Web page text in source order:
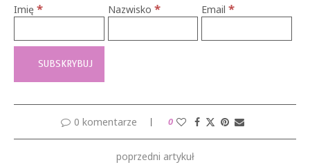
Imię * Nazwisko * Email*
0 komentarze 0
poprzedni artykuł